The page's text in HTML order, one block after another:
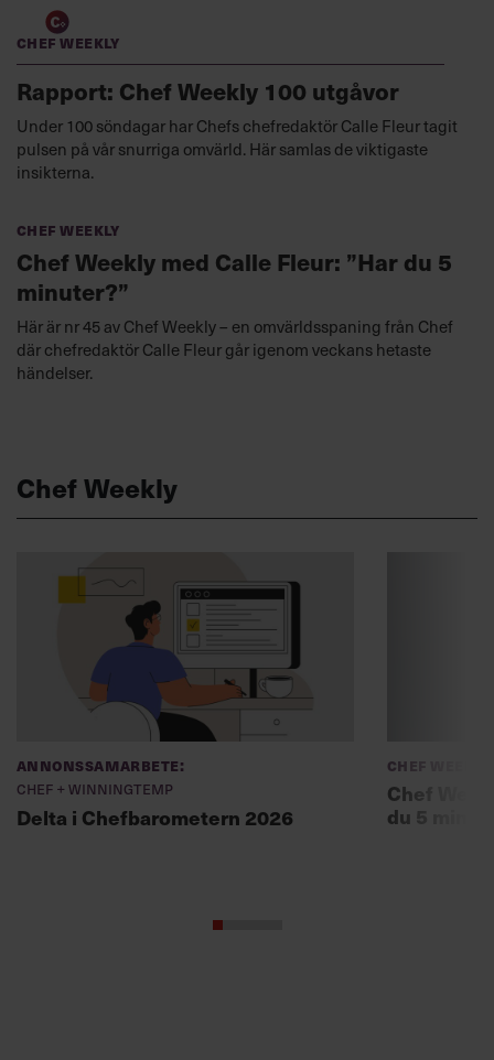
Chef Weekly
Rapport: Chef Weekly 100 utgåvor
Under 100 söndagar har Chefs chefredaktör Calle Fleur tagit
pulsen på vår snurriga omvärld. Här samlas de viktigaste
insikterna.
Chef Weekly
Chef Weekly med Calle Fleur: ”Har du 5
minuter?”
Här är nr 45 av Chef Weekly – en omvärldsspaning från Chef
där chefredaktör Calle Fleur går igenom veckans hetaste
händelser.
Chef Weekly
Annonssamarbete:
Chef + Winningtemp
Delta i Chefbarometern 2026
Chef Weekly
Chef
du 5